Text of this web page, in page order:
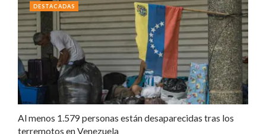
Al menos 1.579 personas están desaparecidas tras los
terremotos en Venezuela
DESTACADAS